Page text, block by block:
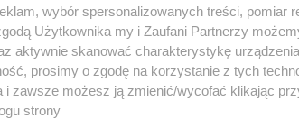
Intermarche Góra
Intermarche Gorzów Wielkopolski
Intermarche
Zobacz wszystkie sklepy
wybór spersonalizowanych treści, pomiar
Użytkownika my i Zaufani Partnerzy
aktywnie skanować charakterystykę
prosimy o zgodę na korzystanie z tych
i zawsze możesz ją zmienić/wycofać klikając
strony